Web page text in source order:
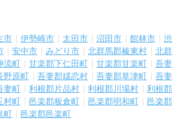
市 伊勢崎市 太田市 沼田市 館林市
渋
安中市 みどり市 北群馬郡榛東村
北群
流町 甘楽郡下仁田町 甘楽郡甘楽町
吾妻
野原町 吾妻郡嬬恋村 吾妻郡草津町
吾妻
妻町 利根郡片品村 利根郡川場村
利根郡
村町 邑楽郡板倉町 邑楽郡明和町
邑楽郡
町 邑楽郡邑楽町